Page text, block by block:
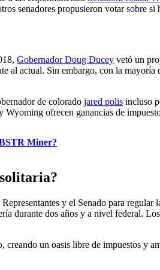
senadores propusieron votar sobre si
Gobernador Doug Ducey vetó un
actual. Sin embargo, con la
de colorado jared polis incluso
ofrecen ganancias de
BSTR Miner?
y el Senado para
durante dos años y a nivel federal.
un oasis libre de impuestos y